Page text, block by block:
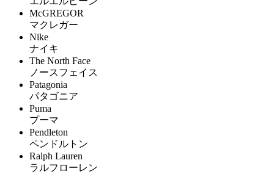
McGREGOR
マクレガー
Nike
ナイキ
The North Face
ノースフェイス
Patagonia
パタゴニア
Puma
プーマ
Pendleton
ペンドルトン
Ralph Lauren
ラルフローレン